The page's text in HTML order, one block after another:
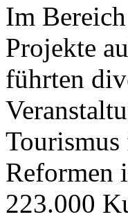
Im
Projekte
führten
Reformen
223.000